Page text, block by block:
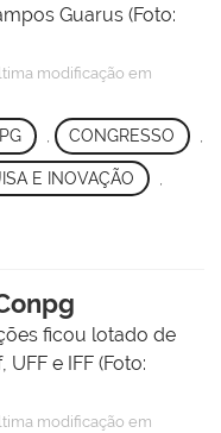
Guarus (Foto:
modificação em
, CONGRESSO ,
E INOVAÇÃO
ficou lotado de
e IFF (Foto:
modificação em